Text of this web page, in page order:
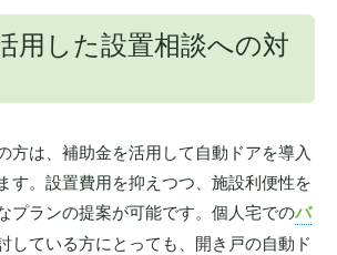
用した設置相談への対
方は、補助金を活用して自動ドアを導入
す。設置費用を抑えつつ、施設利便性を
プランの提案が可能です。個人宅でのバ
している方にとっても、開き戸の自動ド